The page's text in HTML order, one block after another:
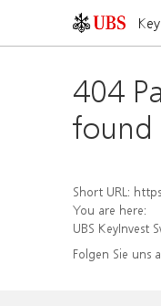
404
found
Short URL: https://
You are here:
UBS KeyInvest
Folgen Sie uns